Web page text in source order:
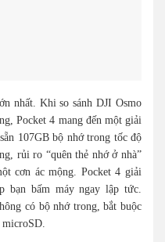
nhất. Khi so sánh DJI Osmo
Pocket 4 mang đến một giải
107GB bộ nhớ trong tốc độ
rủi ro “quên thẻ nhớ ở nhà”
cơn ác mộng. Pocket 4 giải
bạn bấm máy ngay lập tức.
có bộ nhớ trong, bắt buộc
microSD.